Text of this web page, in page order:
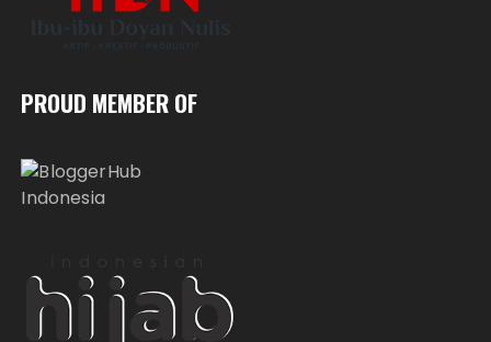
PROUD MEMBER OF